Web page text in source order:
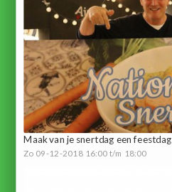
Maak van je snertdag een feestdag
Zo 09-12-2018 16:00 t/m 18:00